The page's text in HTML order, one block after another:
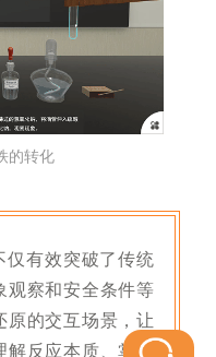
的转化
仅有效突破了传统
观察和安全条件等
原的交互场景，让
反应本质、掌握